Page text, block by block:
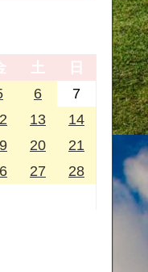
土
日
6
7
13
14
20
21
27
28